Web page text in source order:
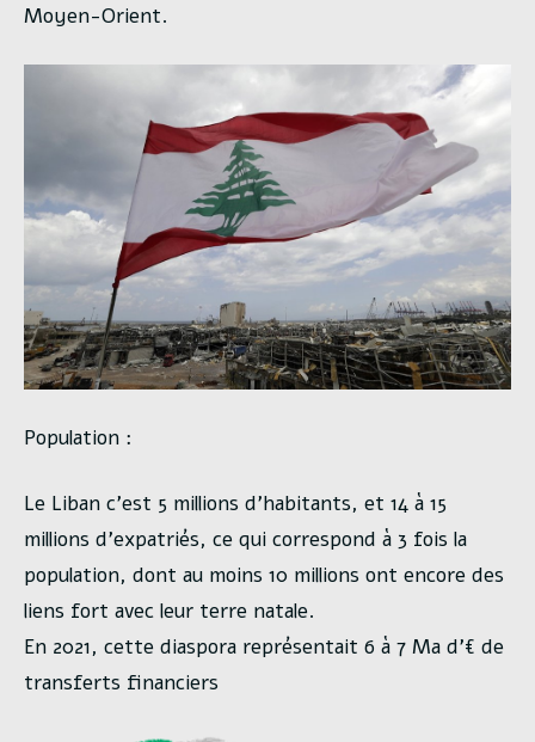
Moyen-Orient.
Population :
Le Liban c’est 5 millions d’habitants, et 14 à 15
millions d’expatriés, ce qui correspond à 3 fois la
population, dont au moins 10 millions ont encore des
liens fort avec leur terre natale.
En 2021, cette diaspora représentait 6 à 7 Ma d’€ de
transferts financiers